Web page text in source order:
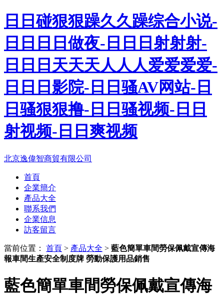
日日碰狠狠躁久久躁综合小说-
日日日日做夜-日日日射射射-
日日日天天天人人人爱爱爱爱-
日日日影院-日日骚AV网站-日
日骚狠狠撸-日日骚视频-日日
射视频-日日爽视频
北京逸偉智商貿有限公司
首頁
企業簡介
產品大全
聯系我們
企業信息
訪客留言
當前位置： 首頁 > 產品大全 > 藍色簡單車間勞保佩戴宣傳海
報車間生產安全制度牌 勞動保護用品銷售
藍色簡單車間勞保佩戴宣傳海